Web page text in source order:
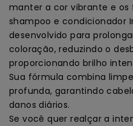
manter a cor vibrante e os
shampoo e condicionador
desenvolvido para
coloração, reduzindo o
proporcionando brilho
Sua fórmula combina
profunda, garantindo
danos diários.
Se você quer realçar a